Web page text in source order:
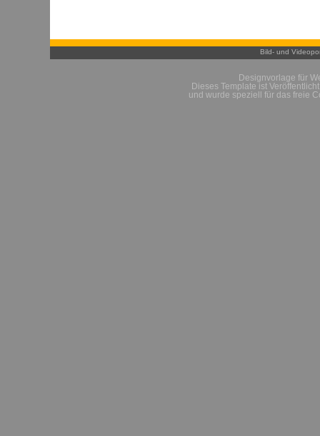
Bild- und
Designvorlage für
Dieses Template ist
und wurde speziell für das freie